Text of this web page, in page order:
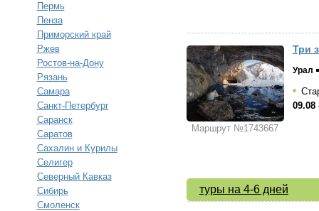
Пермь
Пенза
Приморский край
Ржев
Ростов-на-Дону
Рязань
Самара
Санкт-Петербург
Саранск
Саратов
Сахалин и Курилы
Селигер
Северный Кавказ
Сибирь
Смоленск
Маршрут №1743667
Три
Урал
09.08
туры на 4-6 дней